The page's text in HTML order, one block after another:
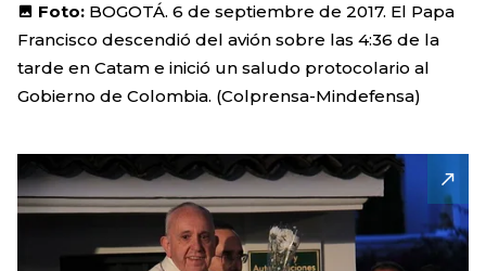
Foto: BOGOTÁ. 6 de septiembre de 2017. El Papa
Francisco descendió del avión sobre las 4:36 de la
tarde en Catam e inició un saludo protocolario al
Gobierno de Colombia. (Colprensa-Mindefensa)